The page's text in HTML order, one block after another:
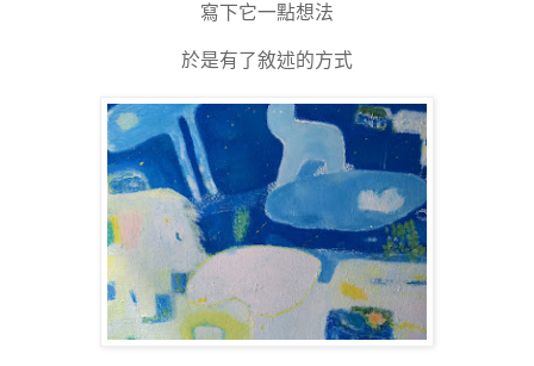
寫下它一點想法
於是有了敘述的方式